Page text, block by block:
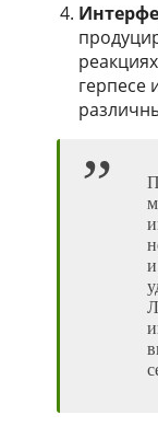
герпесе